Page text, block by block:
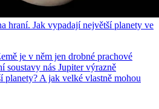
hraní. Jak vypadají největší planety ve
je v něm jen drobné prachové
soustavy nás Jupiter výrazně
planety? A jak velké vlastně mohou